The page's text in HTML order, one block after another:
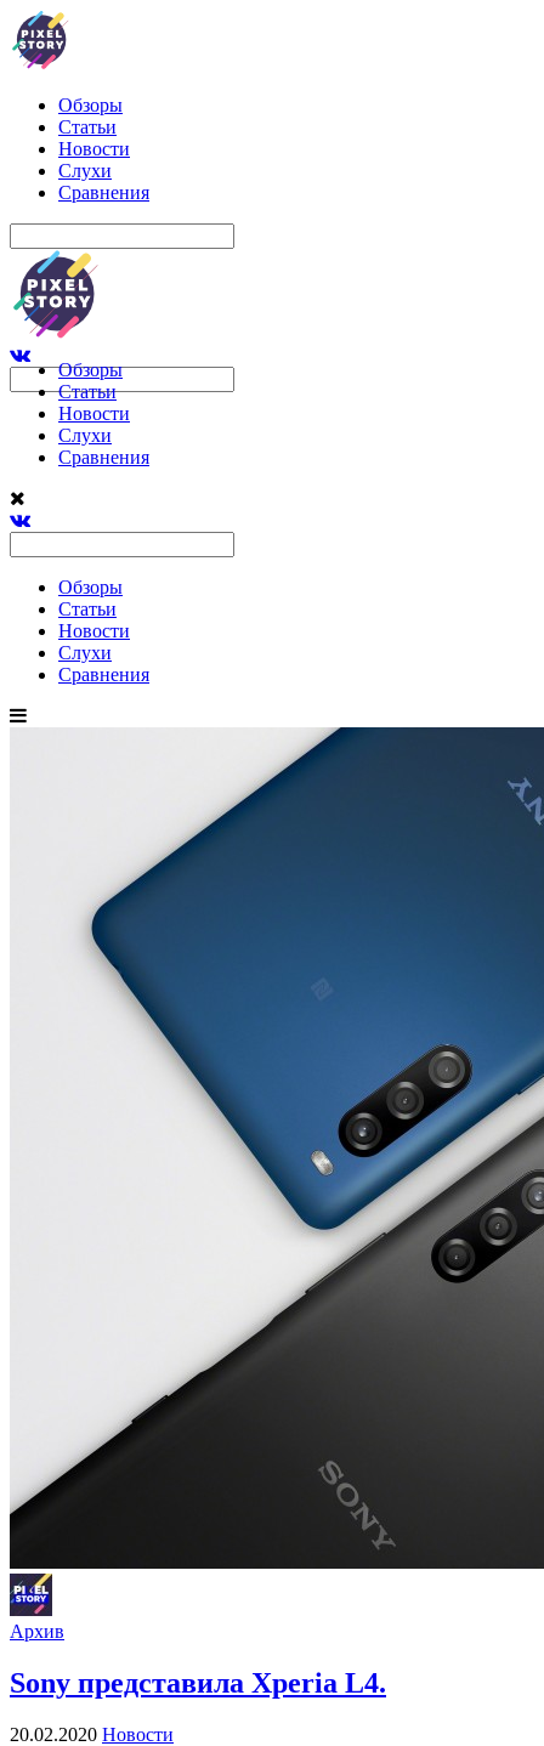
Обзоры
Статьи
Новости
Слухи
Сравнения
Обзоры
Статьи
Новости
Слухи
Сравнения
Обзоры
Статьи
Новости
Слухи
Сравнения
Архив
Sony представила Xperia L4.
20.02.2020 Новости